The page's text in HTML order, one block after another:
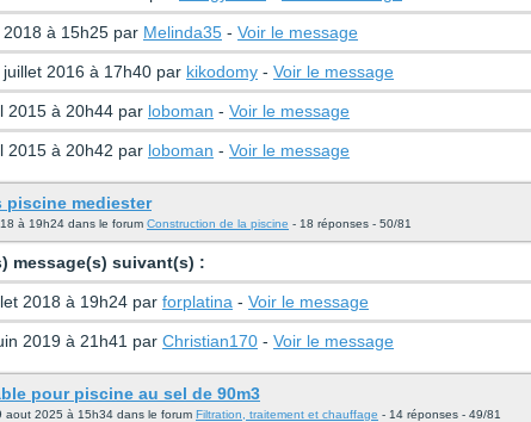
à 15h25 par Melinda35 - Voir le message
2016 à 17h40 par kikodomy - Voir le message
2015 à 20h44 par loboman - Voir le message
2015 à 20h42 par loboman - Voir le message
piscine mediester
à 19h24 dans le forum Construction de la piscine - 18 réponses - 50/81
message(s) suivant(s) :
2018 à 19h24 par forplatina - Voir le message
2019 à 21h41 par Christian170 - Voir le message
pour piscine au sel de 90m3
aout 2025 à 15h34 dans le forum Filtration, traitement et chauffage - 14 réponses - 49/81